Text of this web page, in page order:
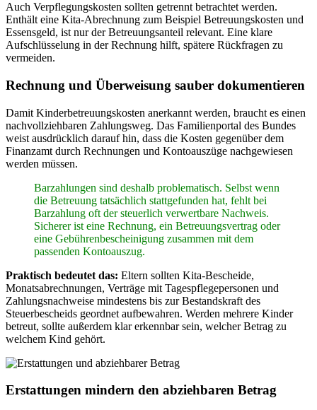
Auch Verpflegungskosten sollten getrennt betrachtet werden.
Enthält eine Kita-Abrechnung zum Beispiel Betreuungskosten und
Essensgeld, ist nur der Betreuungsanteil relevant. Eine klare
Aufschlüsselung in der Rechnung hilft, spätere Rückfragen zu
vermeiden.
Rechnung und Überweisung sauber dokumentieren
Damit Kinderbetreuungskosten anerkannt werden, braucht es einen
nachvollziehbaren Zahlungsweg. Das Familienportal des Bundes
weist ausdrücklich darauf hin, dass die Kosten gegenüber dem
Finanzamt durch Rechnungen und Kontoauszüge nachgewiesen
werden müssen.
Barzahlungen sind deshalb problematisch. Selbst wenn
die Betreuung tatsächlich stattgefunden hat, fehlt bei
Barzahlung oft der steuerlich verwertbare Nachweis.
Sicherer ist eine Rechnung, ein Betreuungsvertrag oder
eine Gebührenbescheinigung zusammen mit dem
passenden Kontoauszug.
Praktisch bedeutet das: Eltern sollten Kita-Bescheide,
Monatsabrechnungen, Verträge mit Tagespflegepersonen und
Zahlungsnachweise mindestens bis zur Bestandskraft des
Steuerbescheids geordnet aufbewahren. Werden mehrere Kinder
betreut, sollte außerdem klar erkennbar sein, welcher Betrag zu
welchem Kind gehört.
Erstattungen mindern den abziehbaren Betrag